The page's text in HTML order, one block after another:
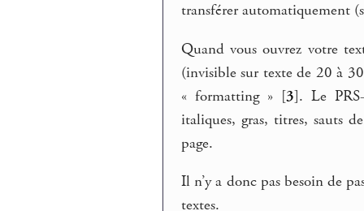
transférer automatiquement
Quand vous ouvrez votre
(invisible sur texte de 20 à
« formatting » [3]. Le
italiques, gras, titres, sauts
page.
Il n’y a donc pas besoin de
textes.